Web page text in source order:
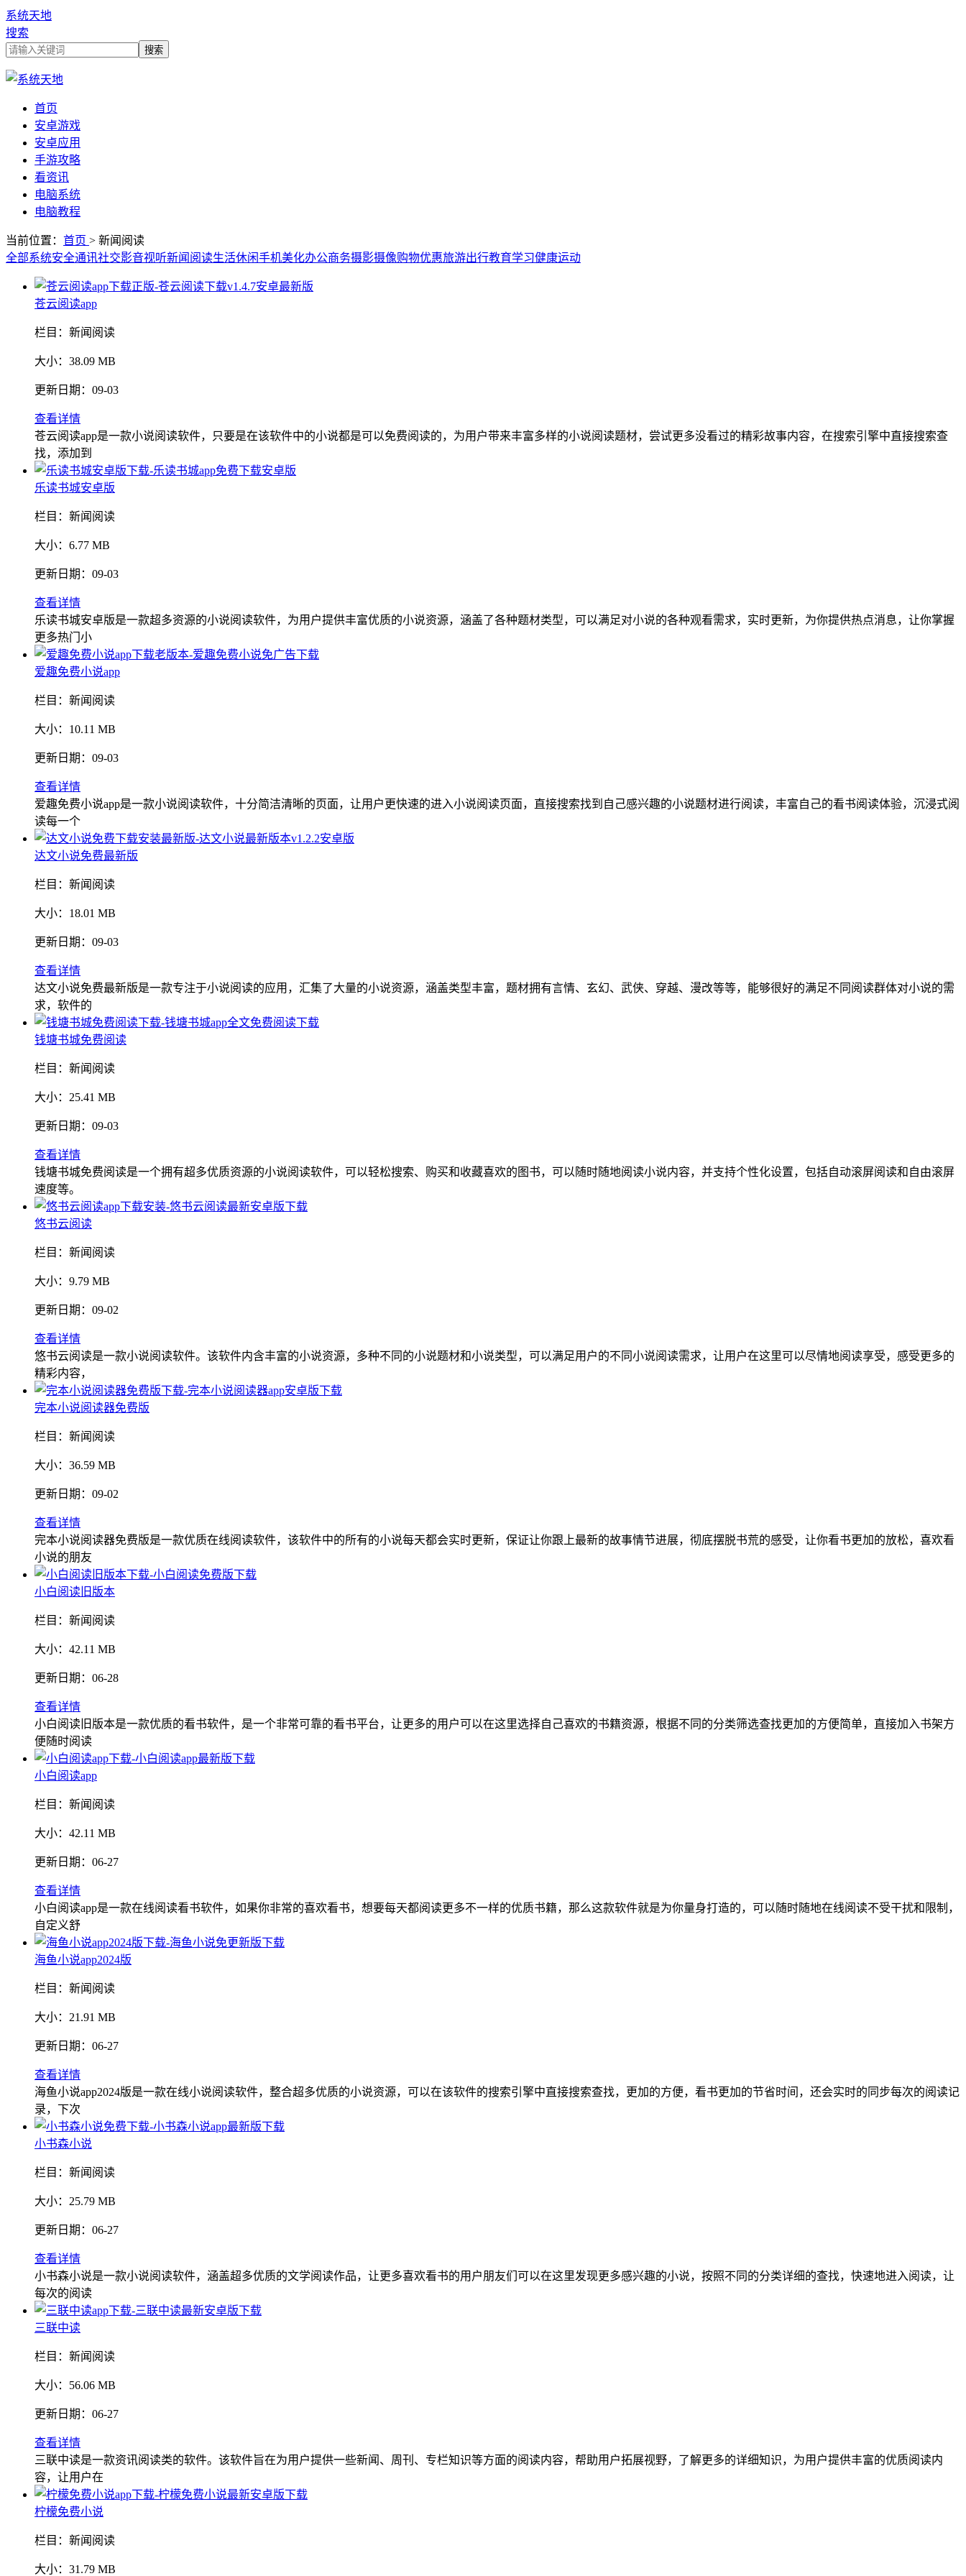
系统天地
搜索
首页
安卓游戏
安卓应用
手游攻略
看资讯
电脑系统
电脑教程
当前位置： 首页 > 新闻阅读
全部系统安全通讯社交影音视听新闻阅读生活休闲手机美化办公商务摄影摄像购物优惠旅游出行教育学习健康运动
苍云阅读app
栏目： 新闻阅读
大小： 38.09 MB
更新日期： 09-03
查看详情
苍云阅读app是一款小说阅读软件，只要是在该软件中的小说都是可以免费阅读的，为用户带来丰富多样的小说阅读题材，尝试更多没看过的精彩故事内容，在搜索引擎中直接搜索查
找，添加到
乐读书城安卓版
栏目： 新闻阅读
大小： 6.77 MB
更新日期： 09-03
查看详情
乐读书城安卓版是一款超多资源的小说阅读软件，为用户提供丰富优质的小说资源，涵盖了各种题材类型，可以满足对小说的各种观看需求，实时更新，为你提供热点消息，让你掌握
更多热门小
爱趣免费小说app
栏目： 新闻阅读
大小： 10.11 MB
更新日期： 09-03
查看详情
爱趣免费小说app是一款小说阅读软件，十分简洁清晰的页面，让用户更快速的进入小说阅读页面，直接搜索找到自己感兴趣的小说题材进行阅读，丰富自己的看书阅读体验，沉浸式阅
读每一个
达文小说免费最新版
栏目： 新闻阅读
大小： 18.01 MB
更新日期： 09-03
查看详情
达文小说免费最新版是一款专注于小说阅读的应用，汇集了大量的小说资源，涵盖类型丰富，题材拥有言情、玄幻、武侠、穿越、漫改等等，能够很好的满足不同阅读群体对小说的需
求，软件的
钱塘书城免费阅读
栏目： 新闻阅读
大小： 25.41 MB
更新日期： 09-03
查看详情
钱塘书城免费阅读是一个拥有超多优质资源的小说阅读软件，可以轻松搜索、购买和收藏喜欢的图书，可以随时随地阅读小说内容，并支持个性化设置，包括自动滚屏阅读和自由滚屏
速度等。
悠书云阅读
栏目： 新闻阅读
大小： 9.79 MB
更新日期： 09-02
查看详情
悠书云阅读是一款小说阅读软件。该软件内含丰富的小说资源，多种不同的小说题材和小说类型，可以满足用户的不同小说阅读需求，让用户在这里可以尽情地阅读享受，感受更多的
精彩内容，
完本小说阅读器免费版
栏目： 新闻阅读
大小： 36.59 MB
更新日期： 09-02
查看详情
完本小说阅读器免费版是一款优质在线阅读软件，该软件中的所有的小说每天都会实时更新，保证让你跟上最新的故事情节进展，彻底摆脱书荒的感受，让你看书更加的放松，喜欢看
小说的朋友
小白阅读旧版本
栏目： 新闻阅读
大小： 42.11 MB
更新日期： 06-28
查看详情
小白阅读旧版本是一款优质的看书软件，是一个非常可靠的看书平台，让更多的用户可以在这里选择自己喜欢的书籍资源，根据不同的分类筛选查找更加的方便简单，直接加入书架方
便随时阅读
小白阅读app
栏目： 新闻阅读
大小： 42.11 MB
更新日期： 06-27
查看详情
小白阅读app是一款在线阅读看书软件，如果你非常的喜欢看书，想要每天都阅读更多不一样的优质书籍，那么这款软件就是为你量身打造的，可以随时随地在线阅读不受干扰和限制，
自定义舒
海鱼小说app2024版
栏目： 新闻阅读
大小： 21.91 MB
更新日期： 06-27
查看详情
海鱼小说app2024版是一款在线小说阅读软件，整合超多优质的小说资源，可以在该软件的搜索引擎中直接搜索查找，更加的方便，看书更加的节省时间，还会实时的同步每次的阅读记
录，下次
小书森小说
栏目： 新闻阅读
大小： 25.79 MB
更新日期： 06-27
查看详情
小书森小说是一款小说阅读软件，涵盖超多优质的文学阅读作品，让更多喜欢看书的用户朋友们可以在这里发现更多感兴趣的小说，按照不同的分类详细的查找，快速地进入阅读，让
每次的阅读
三联中读
栏目： 新闻阅读
大小： 56.06 MB
更新日期： 06-27
查看详情
三联中读是一款资讯阅读类的软件。该软件旨在为用户提供一些新闻、周刊、专栏知识等方面的阅读内容，帮助用户拓展视野，了解更多的详细知识，为用户提供丰富的优质阅读内
容，让用户在
柠檬免费小说
栏目： 新闻阅读
大小： 31.79 MB